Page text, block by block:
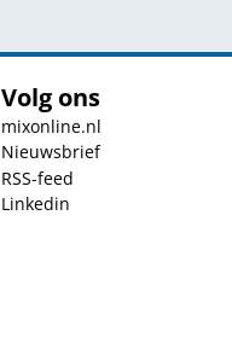
Volg ons
mixonline.nl
Nieuwsbrief
RSS-feed
Linkedin